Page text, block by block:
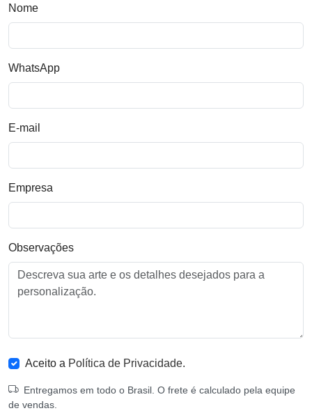
Nome
WhatsApp
E-mail
Empresa
Observações
Aceito a Política de Privacidade.
Entregamos em todo o Brasil. O frete é calculado pela equipe
de vendas.